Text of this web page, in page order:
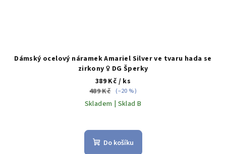
Dámský ocelový náramek Amariel Silver ve tvaru hada se
zirkony ♀️ DG Šperky
389 Kč / ks
489 Kč (–20 %)
Skladem | Sklad B
Do košíku